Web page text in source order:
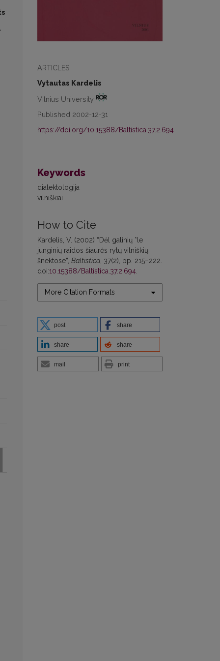
ARTICLES
Vytautas Kardelis
Vilnius University
Published 2002-12-31
https://doi.org/10.15388/Baltistica.37.2.694
Keywords
dialektologija
vilniškiai
How to Cite
Kardelis, V. (2002) “Dėl galinių *le
junginių raidos šiaurės rytų vilniškių
šnektose”, Baltistica, 37(2), pp. 215–222.
doi:10.15388/Baltistica.37.2.694.
More Citation Formats
post share
share share
mail print